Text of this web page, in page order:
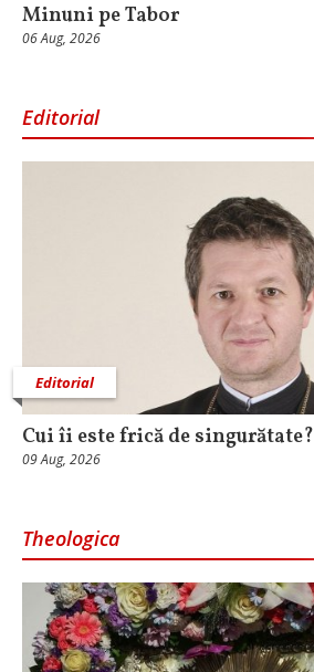
Minuni pe Tabor
06 Aug, 2026
Editorial
Editorial
Cui îi este frică de singurătate?
09 Aug, 2026
Theologica